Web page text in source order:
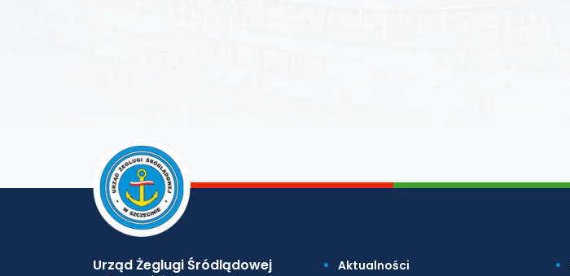
Urząd Żeglugi Śródlądowej
Aktualności